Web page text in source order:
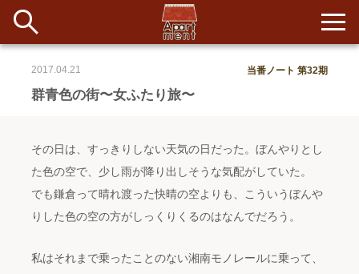
#アイデア #イベント #インド #エッセイ #ボツ #マルシェ
長期滞在者&more
新着
群青色の街〜女ふたり旅〜
2017.04.21 当番ノート 第32期
その日は、すっきりしない天気の日だった。ぼんやりとし
た色の空で、少し雨が降り出しそうな気配がしていた。
でも鎌倉って晴れ渡った快晴の空よりも、こういうぼんや
りした色の空の方がしっくりくるのはなんでだろう。
私はそれまで乗ったことのない湘南モノレールに乗って、